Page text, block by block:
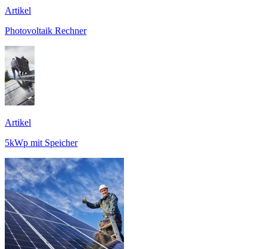
Artikel
Photovoltaik Rechner
Artikel
5kWp mit Speicher